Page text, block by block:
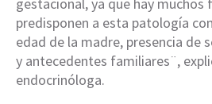
predisponen a esta patología
edad de la madre, presencia de
y antecedentes familiares¨,
endocrinóloga.